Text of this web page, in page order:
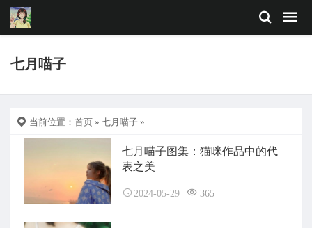
七月喵子
当前位置： 首页 » 七月喵子 »
七月喵子图集：猫咪作品中的代
表之美
2024-05-29 365